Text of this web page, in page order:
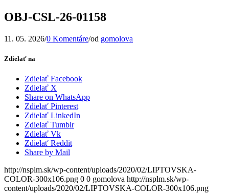
OBJ-CSL-26-01158
11. 05. 2026/0 Komentáre/od gomolova
Zdielať na
Zdielať Facebook
Zdielať X
Share on WhatsApp
Zdielať Pinterest
Zdielať LinkedIn
Zdielať Tumblr
Zdielať Vk
Zdielať Reddit
Share by Mail
http://nsplm.sk/wp-content/uploads/2020/02/LIPTOVSKA-
COLOR-300x106.png 0 0 gomolova http://nsplm.sk/wp-
content/uploads/2020/02/LIPTOVSKA-COLOR-300x106.png